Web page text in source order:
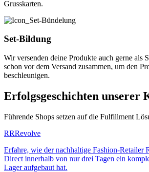
Grusskarten.
Set-Bildung
Wir versenden deine Produkte auch gerne als
schon vor dem Versand zusammen, um den
beschleunigen.
Erfolgsgeschichten unserer
Führende Shops setzen auf die Fulfillment
RRRevolve
Erfahre, wie der nachhaltige Fashion-Retailer
Direct innerhalb von nur drei Tagen ein
Lager aufgebaut hat.